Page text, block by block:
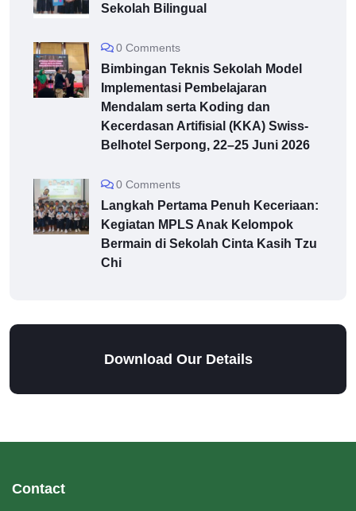
Sekolah Bilingual
0 Comments
Bimbingan Teknis Sekolah Model
Implementasi Pembelajaran
Mendalam serta Koding dan
Kecerdasan Artifisial (KKA) Swiss-
Belhotel Serpong, 22–25 Juni 2026
0 Comments
Langkah Pertama Penuh Keceriaan:
Kegiatan MPLS Anak Kelompok
Bermain di Sekolah Cinta Kasih Tzu
Chi
Download Our Details
Contact